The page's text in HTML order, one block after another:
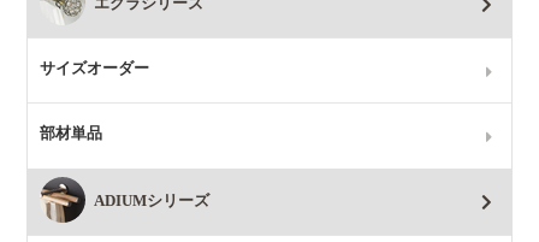
サイズオーダー
部材単品
ADIUMシリーズ